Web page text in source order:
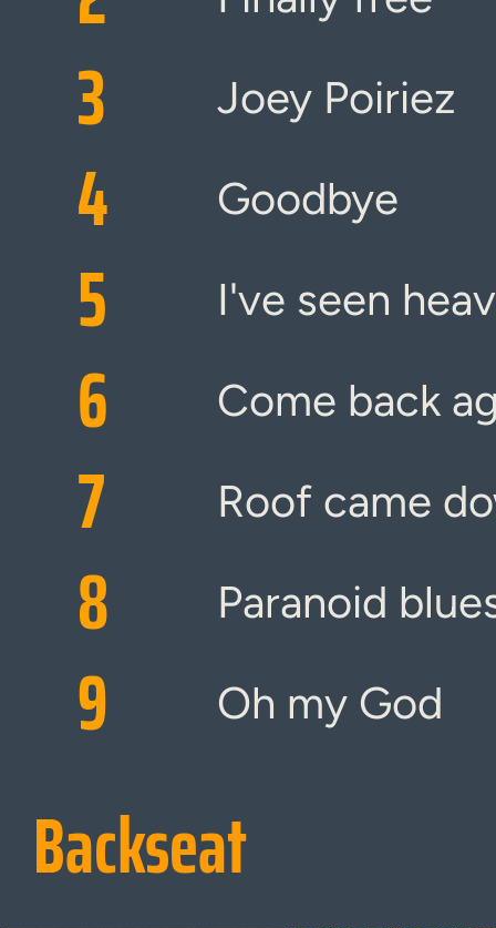
3 Joey Poiriez
4 Goodbye
5 I've seen
6 Come back
7 Roof came
8 Paranoid
9 Oh my God
Backseat